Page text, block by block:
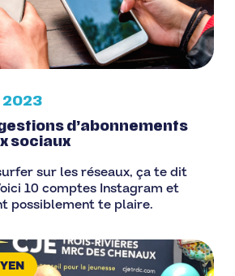
2023
d’abonnements
sociaux
sur les réseaux, ça te dit
10 comptes Instagram et
possiblement te plaire.